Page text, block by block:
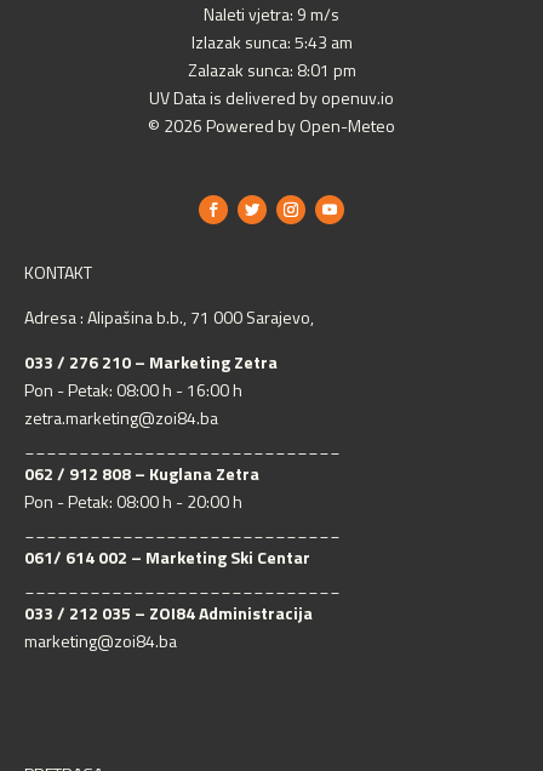
Naleti vjetra: 9 m/s
Izlazak sunca: 5:43 am
Zalazak sunca: 8:01 pm
UV Data is delivered by openuv.io
© 2026 Powered by Open-Meteo
KONTAKT
Adresa : Alipašina b.b., 71 000 Sarajevo,
033 / 276 210 – Marketing Zetra
Pon - Petak: 08:00 h - 16:00 h
zetra.marketing@zoi84.ba
062 / 912 808 – Kuglana Zetra
Pon - Petak: 08:00 h - 20:00 h
061/ 614 002 – Marketing Ski Centar
033 / 212 035 – ZOI84 Administracija
marketing@zoi84.ba